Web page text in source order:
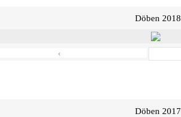
Döben 2018
‹
Döben 2017